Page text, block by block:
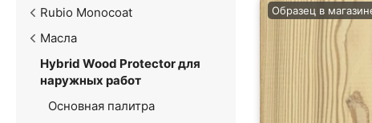
Rubio Monocoat
Масла
Hybrid Wood Protector для
наружных работ
Основная палитра
Образец в